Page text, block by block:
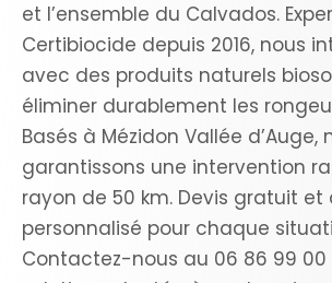
et l’ensemble du Calvados.
Certibiocide depuis 2016, nous
avec des produits naturels
éliminer durablement les
Basés à Mézidon Vallée d’Auge,
garantissons une intervention
rayon de 50 km. Devis gratuit
personnalisé pour chaque
Contactez-nous au 06 86 99 00